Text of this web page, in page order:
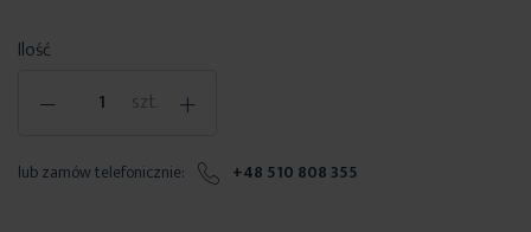
Ilość
- szt. +
lub zamów telefonicznie: +48 510 808 355